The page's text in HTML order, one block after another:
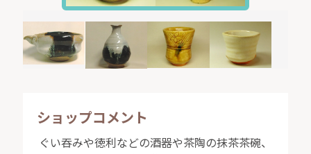
ショップコメント
ぐい吞みや徳利などの酒器や茶陶の抹茶茶碗、